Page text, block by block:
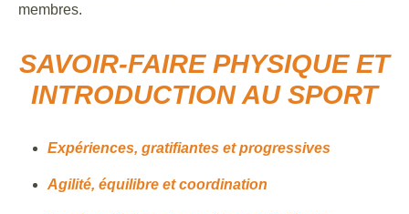
membres.
SAVOIR-FAIRE PHYSIQUE ET
INTRODUCTION AU SPORT
Expériences, gratifiantes et progressives
Agilité, équilibre et coordination